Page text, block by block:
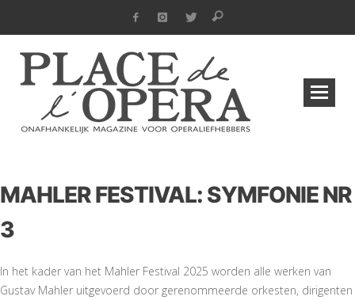
MAHLER FESTIVAL: SYMFONIE NR
3
In het kader van het Mahler Festival 2025 worden alle werken van
Gustav Mahler uitgevoerd door gerenommeerde orkesten, dirigenten